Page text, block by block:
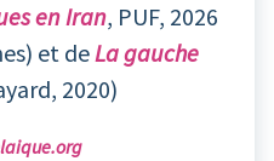
en Iran, PUF, 2026
et deLa gauche
2020)